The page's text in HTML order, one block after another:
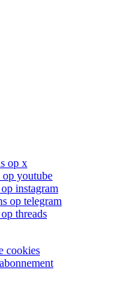
op x
op youtube
instagram
op telegram
threads
cookies